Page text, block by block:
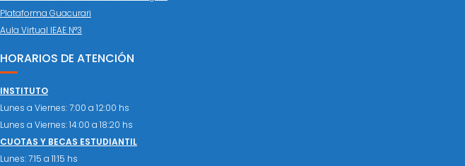
Plataforma Guacurari
Aula Virtual IEAE N°3
HORARIOS DE ATENCIÓN
INSTITUTO
Lunes a Viernes: 7:00 a 12:00 hs
Lunes a Viernes: 14:00 a 18:20 hs
CUOTAS Y BECAS ESTUDIANTIL
Lunes: 7:15 a 11:15 hs